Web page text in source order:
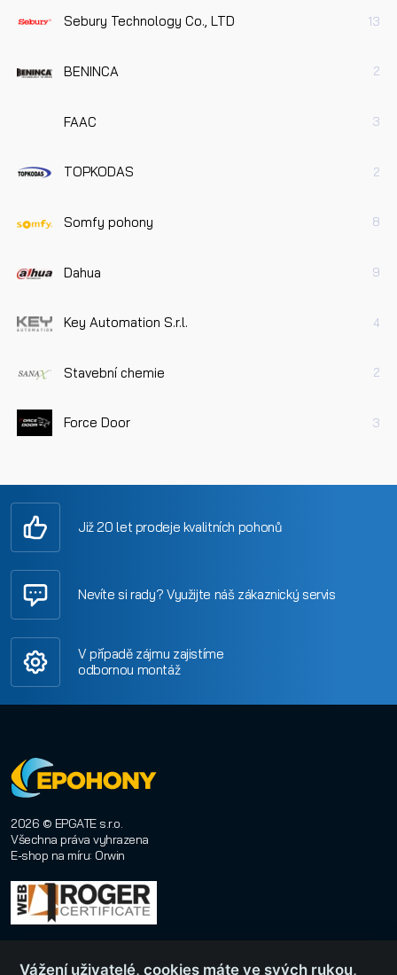
Sebury Technology Co., LTD 13
BENINCA 2
FAAC 3
TOPKODAS 2
Somfy pohony 8
Dahua 9
Key Automation S.r.l. 4
Stavební chemie 2
Force Door 3
Již 20 let prodeje kvalitních pohonů
Nevíte si rady? Využijte náš zákaznický servis
V případě zájmu zajistíme
odbornou montáž
2026 © EPGATE s.r.o.
Všechna práva vyhrazena
E-shop na míru: Orwin
Vážení uživatelé, cookies máte ve svých rukou,